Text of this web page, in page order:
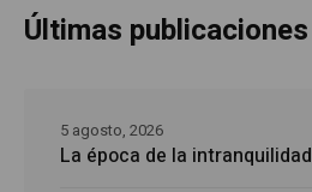
Últimas publicaciones
La época de la intranquilidad
5 agosto, 2026